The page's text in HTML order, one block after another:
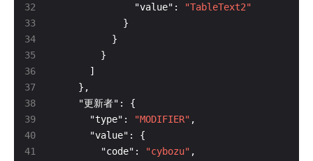
33
34
35
36
37
38
39
40
              "value":
"TableText2"
      "type":
"MODIFIER"
        "code":
"cybozu"